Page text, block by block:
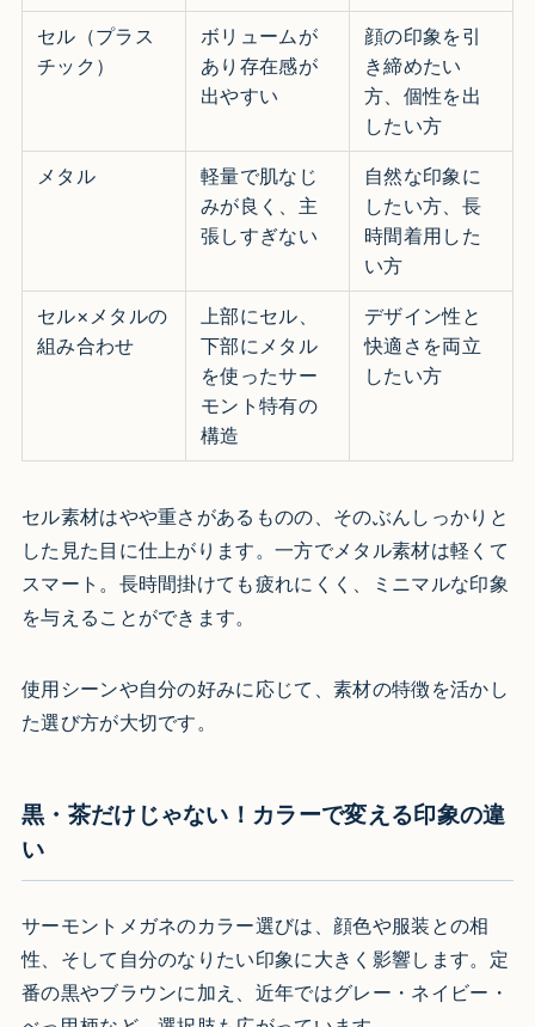
セル（プラス
チック）
ボリュームが
あり存在感が
出やすい
顔の印象を引
き締めたい
方、個性を出
したい方
メタル
軽量で肌なじ
みが良く、主
張しすぎない
自然な印象に
したい方、長
時間着用した
い方
セル×メタルの
組み合わせ
上部にセル、
下部にメタル
を使ったサー
モント特有の
構造
デザイン性と
快適さを両立
したい方
セル素材はやや重さがあるものの、そのぶんしっかりと
した見た目に仕上がります。一方でメタル素材は軽くて
スマート。長時間掛けても疲れにくく、ミニマルな印象
を与えることができます。
使用シーンや自分の好みに応じて、素材の特徴を活かし
た選び方が大切です。
黒・茶だけじゃない！カラーで変える印象の違
い
サーモントメガネのカラー選びは、顔色や服装との相
性、そして自分のなりたい印象に大きく影響します。定
番の黒やブラウンに加え、近年ではグレー・ネイビー・